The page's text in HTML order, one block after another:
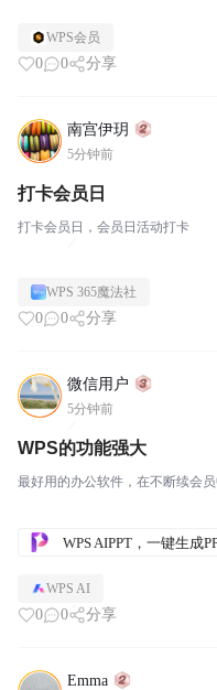
WPS会员
0 0 分享
南宫伊玥
5分钟前
打卡会员日
打卡会员日，会员日活动打卡
WPS 365魔法社
0 0 分享
微信用户
5分钟前
WPS的功能强大
最好用的办公软件，在不断续会
WPS AIPPT，一键生成
WPS AI
0 0 分享
Emma